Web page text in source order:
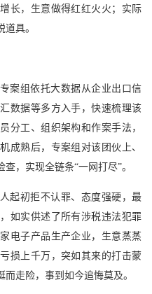
长，生意做得红红火火；实际
具。
案组依托大数据从企业出口信
数据等多方入手，快速梳理该
分工、组织架构和作案手法，
成熟后，专案组对该团伙上、
，实现全链条“一网打尽”。
起初拒不认罪、态度强硬，最
如实供述了所有涉税违法犯罪
电子产品生产企业，生意蒸蒸
损上千万，突如其来的打击蒙
走险，事到如今追悔莫及。